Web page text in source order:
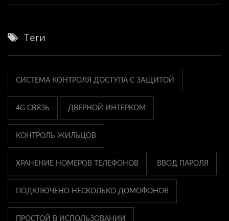
Теги
СИСТЕМА КОНТРОЛЯ ДОСТУПА С ЗАЩИТОЙ
4G СВЯЗЬ ДВЕРНОЙ ИНТЕРКОМ
КОНТРОЛЬ ЖИЛЬЦОВ
ХРАНЕНИЕ НОМЕРОВ ТЕЛЕФОНОВ ВВОД ПАРОЛЯ
ПОДКЛЮЧЕНО НЕСКОЛЬКО ДОМОФОНОВ
ПРОСТОЙ В ИСПОЛЬЗОВАНИИ